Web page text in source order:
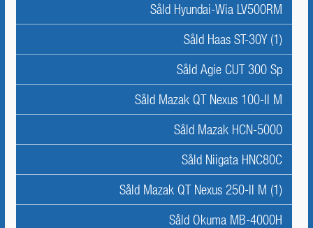
Såld Hyundai-Wia LV500RM
Såld Haas ST-30Y (1)
Såld Agie CUT 300 Sp
Såld Mazak QT Nexus 100-II M
Såld Mazak HCN-5000
Såld Niigata HNC80C
Såld Mazak QT Nexus 250-II M (1)
Såld Okuma MB-4000H